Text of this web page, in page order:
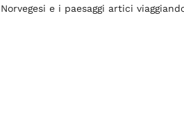
Norvegesi e i paesaggi artici